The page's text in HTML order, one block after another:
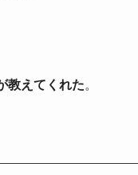
教えてくれた。